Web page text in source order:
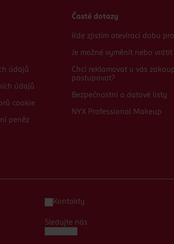
údajů
údajů
cookie
peněz
Časté dotazy
Kde zjistím otevírací dobu
Je možné vyměnit nebo
Chci reklamovat u vás
postupovat?
Bezpečnostní a datové listy
NYX Professional Makeup
Kontakty
Sledujte nás